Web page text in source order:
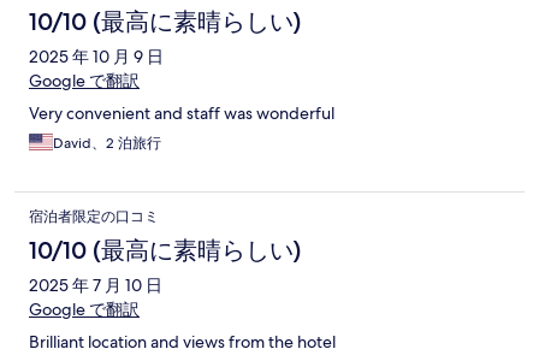
10/10 (最高に素晴らしい)
2025 年 10 月 9 日
Google で翻訳
Very convenient and staff was wonderful
David、2 泊旅行
宿泊者限定の口コミ
10/10 (最高に素晴らしい)
2025 年 7 月 10 日
Google で翻訳
Brilliant location and views from the hotel